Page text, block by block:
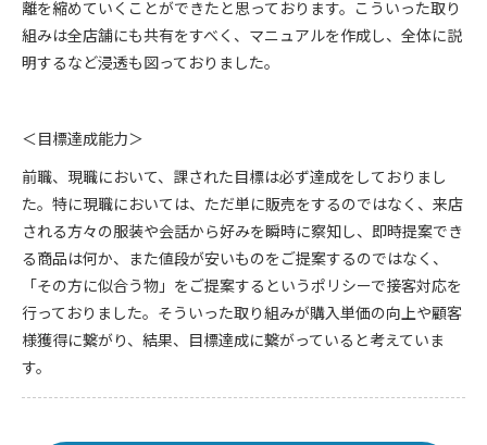
離を縮めていくことができたと思っております。こういった取り
組みは全店舗にも共有をすべく、マニュアルを作成し、全体に説
明するなど浸透も図っておりました。
＜目標達成能力＞
前職、現職において、課された目標は必ず達成をしておりまし
た。特に現職においては、ただ単に販売をするのではなく、来店
される方々の服装や会話から好みを瞬時に察知し、即時提案でき
る商品は何か、また値段が安いものをご提案するのではなく、
「その方に似合う物」をご提案するというポリシーで接客対応を
行っておりました。そういった取り組みが購入単価の向上や顧客
様獲得に繋がり、結果、目標達成に繋がっていると考えていま
す。